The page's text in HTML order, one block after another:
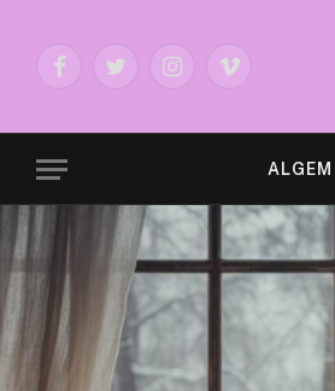
FacebookTwitterInstagramVimeo